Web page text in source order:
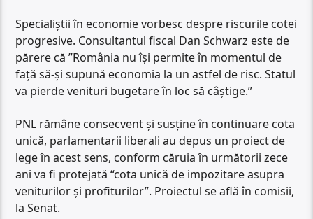
Specialiștii în economie vorbesc despre riscurile cotei
progresive. Consultantul fiscal Dan Schwarz este de
părere că ”România nu își permite în momentul de
față să-și supună economia la un astfel de risc. Statul
va pierde venituri bugetare în loc să câștige.”
PNL rămâne consecvent și susține în continuare cota
unică, parlamentarii liberali au depus un proiect de
lege în acest sens, conform căruia în următorii zece
ani va fi protejată “cota unică de impozitare asupra
veniturilor și profiturilor”. Proiectul se află în comisii,
la Senat.